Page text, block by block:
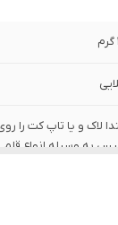
لاک و یا تاپ کت را
به وسیله انواع